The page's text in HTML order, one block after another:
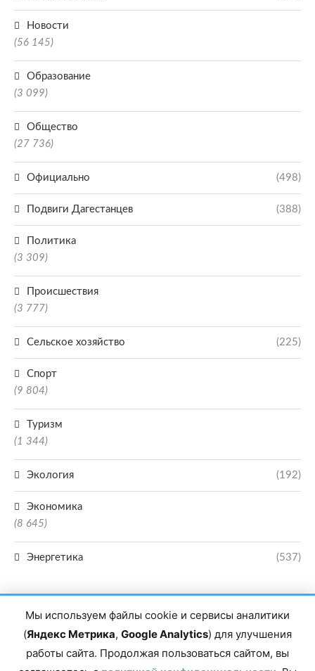
Новости
(56 145)
Образование
(3 099)
Общество
(27 736)
Официально (498)
Подвиги Дагестанцев (388)
Политика
(3 309)
Происшествия
(3 777)
Сельское хозяйство (225)
Спорт
(9 804)
Туризм
(1 344)
Экология (192)
Экономика
(8 645)
Энергетика (537)
Главный редактор сетевого издания Магомаев Тимур Нухович. Контакты
Мы используем файлы cookie и сервисы аналитики
(Яндекс Метрика, Google Analytics) для улучшения
работы сайта. Продолжая пользоваться сайтом, вы